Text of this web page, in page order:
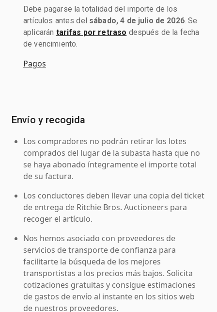
Debe pagarse la totalidad del importe de los
artículos antes del sábado, 4 de julio de 2026. Se
aplicarán tarifas por retraso después de la fecha
de vencimiento.
Pagos
Envío y recogida
Los compradores no podrán retirar los lotes
comprados del lugar de la subasta hasta que no
se haya abonado íntegramente el importe total
de su factura.
Los conductores deben llevar una copia del ticket
de entrega de Ritchie Bros. Auctioneers para
recoger el artículo.
Nos hemos asociado con proveedores de
servicios de transporte de confianza para
facilitarte la búsqueda de los mejores
transportistas a los precios más bajos. Solicita
cotizaciones gratuitas y consigue estimaciones
de gastos de envío al instante en los sitios web
de nuestros proveedores.